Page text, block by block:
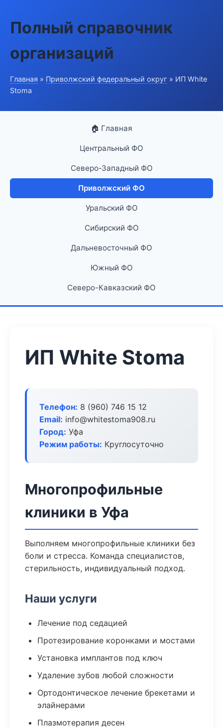
Полный справочник
организаций
Главная » Приволжский федеральный округ » ИП White
Stoma
🏠 Главная
Центральный ФО
Северо-Западный ФО
Приволжский ФО
Уральский ФО
Сибирский ФО
Дальневосточный ФО
Южный ФО
Северо-Кавказский ФО
ИП White Stoma
Телефон: 8 (960) 746 15 12
Email: info@whitestoma908.ru
Город: Уфа
Режим работы: Круглосуточно
Многопрофильные
клиники в Уфа
Выполняем многопрофильные клиники без
боли и стресса. Команда специалистов,
стерильность, индивидуальный подход.
Наши услуги
Лечение под седацией
Протезирование коронками и мостами
Установка имплантов под ключ
Удаление зубов любой сложности
Ортодонтическое лечение брекетами и
элайнерами
Плазмотерапия десен